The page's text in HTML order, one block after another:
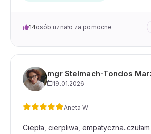
14osób uznało za pomocne
mgr Stelmach-Tondos
19.01.2026
Aneta W
Ciepła, cierpliwa,